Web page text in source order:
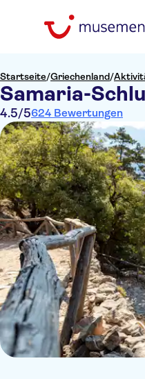
Startseite/Griechenland/
Samaria-
4.5/5624 Bewertungen